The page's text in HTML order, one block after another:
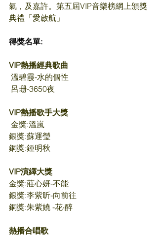
氣，及嘉許。第五屆VIP音樂榜網上頒獎
典禮「愛啟航」
得獎名單:
VIP熱播經典歌曲
溫碧霞-水的個性
呂珊-3650夜
VIP熱播歌手大獎
金獎:溫嵐
銀獎:蘇運瑩
銅獎:鍾明秋
VIP演繹大獎
金獎:莊心妍-不能
銀獎:李紫昕-向前往
銅獎:朱紫嬈 -花‧醉
熱播合唱歌